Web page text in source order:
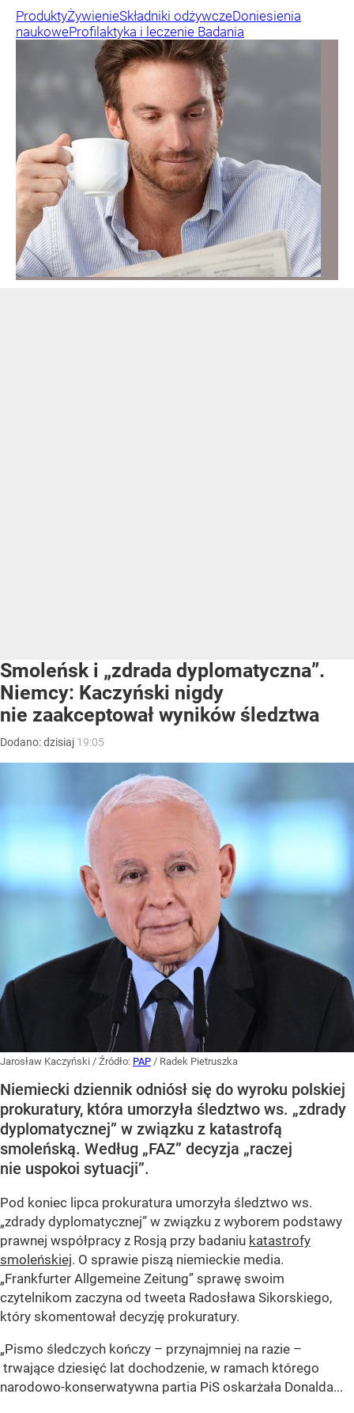
ProduktyŻywienieSkładniki odżywczeDoniesienia
naukoweProfilaktyka i leczenie Badania
Smoleńsk i „zdrada dyplomatyczna”.
Niemcy: Kaczyński nigdy
nie zaakceptował wyników śledztwa
Dodano:dzisiaj 19:05
Jarosław Kaczyński / Źródło: PAP / Radek Pietruszka
Niemiecki dziennik odniósł się do wyroku polskiej
prokuratury, która umorzyła śledztwo ws. „zdrady
dyplomatycznej” w związku z katastrofą
smoleńską. Według „FAZ” decyzja „raczej
nie uspokoi sytuacji”.
Pod koniec lipca prokuratura umorzyła śledztwo ws.
„zdrady dyplomatycznej” w związku z wyborem podstawy
prawnej współpracy z Rosją przy badaniu katastrofy
smoleńskiej. O sprawie piszą niemieckie media.
„Frankfurter Allgemeine Zeitung” sprawę swoim
czytelnikom zaczyna od tweeta Radosława Sikorskiego,
który skomentował decyzję prokuratury.
„Pismo śledczych kończy – przynajmniej na razie –
trwające dziesięć lat dochodzenie, w ramach którego
narodowo-konserwatywna partia PiS oskarżała Donalda...